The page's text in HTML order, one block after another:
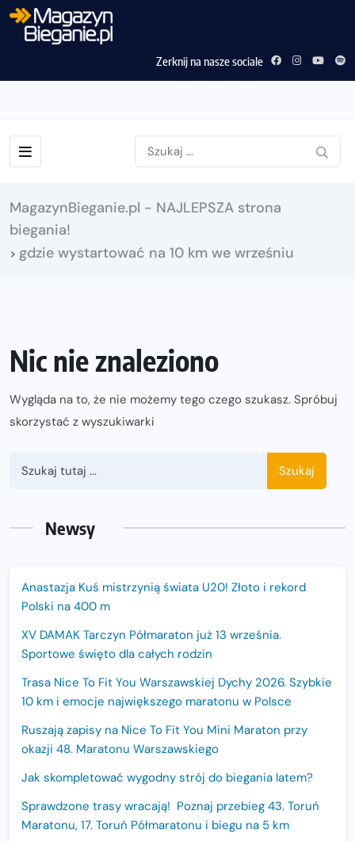
Zerknij na nasze sociale
MagazynBieganie.pl - NAJLEPSZA strona
biegania!
> gdzie wystartować na 10 km we wrześniu
Nic nie znaleziono
Wygląda na to, że nie możemy tego czego szukasz. Spróbuj
skorzystać z wyszukiwarki
Szukaj
Newsy
Anastazja Kuś mistrzynią świata U20! Złoto i rekord
Polski na 400 m
XV DAMAK Tarczyn Półmaraton już 13 września.
Sportowe święto dla całych rodzin
Trasa Nice To Fit You Warszawskiej Dychy 2026. Szybkie
10 km i emocje największego maratonu w Polsce
Ruszają zapisy na Nice To Fit You Mini Maraton przy
okazji 48. Maratonu Warszawskiego
Jak skompletować wygodny strój do biegania latem?
Sprawdzone trasy wracają! Poznaj przebieg 43. Toruń
Maratonu, 17. Toruń Półmaratonu i biegu na 5 km